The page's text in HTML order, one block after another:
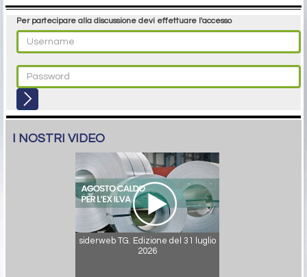
Per partecipare alla discussione devi effettuare l'accesso
I NOSTRI VIDEO
siderweb TG. Edizione del 31 luglio
2026